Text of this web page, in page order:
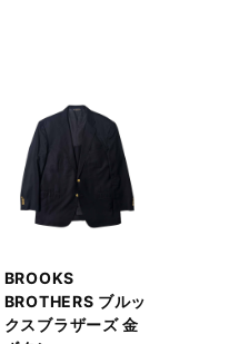
BROOKS
BROTHERS ブルッ
クスブラザーズ 金